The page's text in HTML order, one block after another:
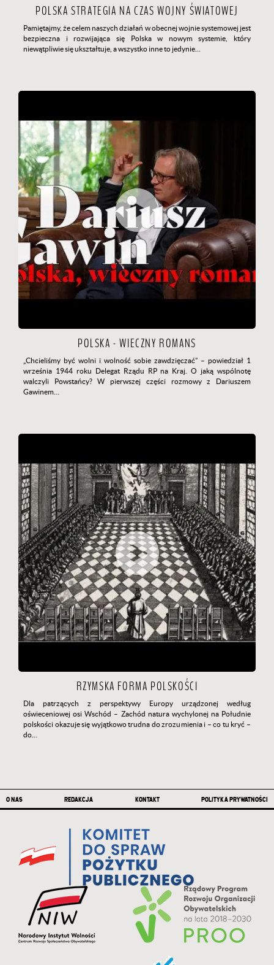
POLSKA STRATEGIA NA CZAS WOJNY ŚWIATOWEJ
Pamiętajmy, że celem naszych działań w obecnej wojnie sy­stemowej jest
bezpieczna i rozwijająca się Polska w nowym systemie, który
niewątpliwie się ukształtuje, a wszystko inne to jedynie…
POLSKA - WIECZNY ROMANS
„Chcieliśmy być wolni i wolność sobie zawdzięczać” – powiedział 1
września 1944 roku Delegat Rządu RP na Kraj. O jaką wspólnotę
walczyli Powstańcy? W pierwszej części rozmowy z Dariuszem
Gawinem…
RZYMSKA FORMA POLSKOŚCI
Dla patrzących z perspektywy Europy urządzonej według
oświeceniowej osi Wschód – Zachód natura wychylonej na Południe
polskości okazuje się wyjątkowo trudna do zrozumienia i – co tu kryć –
do…
Stopka
O NAS REDAKCJA KONTAKT POLITYKA PRYWATNOŚCI